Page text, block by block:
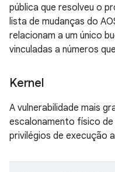
pública que resolveu o
lista de mudanças do
relacionam a um único
vinculadas a números
Kernel
A vulnerabilidade mais
escalonamento físico de
privilégios de execução